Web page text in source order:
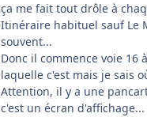
ça me fait tout drôle à
Itinéraire habituel sauf Le
souvent...
Donc il commence voie 16
laquelle c'est mais je sais
Attention, il y a une
c'est un écran d'affichage...